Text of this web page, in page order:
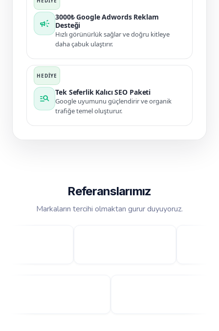
campaign
3000₺ Google Adwords Reklam
Desteği
Hızlı görünürlük sağlar ve doğru kitleye
daha çabuk ulaştırır.
manage_search
Tek Seferlik Kalıcı SEO Paketi
Google uyumunu güçlendirir ve organik
trafiğe temel oluşturur.
Referanslarımız
Markaların tercihi olmaktan gurur duyuyoruz.